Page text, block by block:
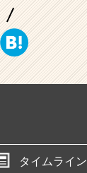
タイムライン